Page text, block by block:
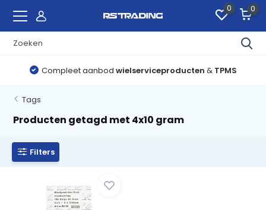
0 0
Compleet aanbod wielserviceproducten & TPMS
Tags
Producten getagd met 4x10 gram
Filters